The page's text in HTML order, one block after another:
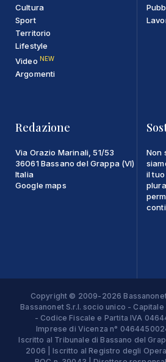
Cultura
Sport
Territorio
Lifestyle
Video NEW
Argomenti
Redazione
Via Orazio Marinali, 51/53
36061 Bassano del Grappa (VI)
Italia
Google maps
Non
il
Copyright © 2009-2026
Bassanonet S.r.l. socio unico -
- Codice Fiscale e Partita IVA
Imprese di Vicenza n°
Iscritto al Tribunale di Bassano del
2006 | Iscritto al Registro degli